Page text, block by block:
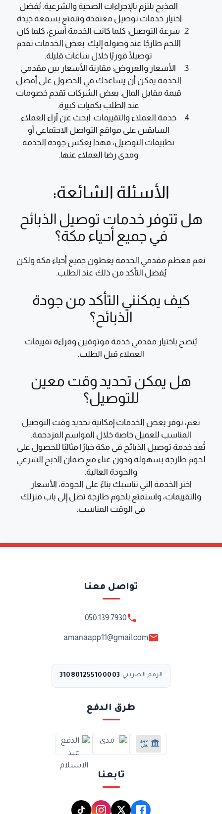
المذبح يلتزم بالإجراءات الصحية والشرعية. يُفضل
اختيار خدمات توصيل معتمدة وتتمتع بسمعة جيدة.
سرعة التوصيل: كلما كانت الخدمة أسرع، كلما كان
اللحم طازجًا عند وصوله إليك. بعض الخدمات تقدم
توصيلًا فوريًا خلال ساعات قليلة.
الأسعار والعروض: مقارنة الأسعار بين مقدمي
الخدمة يمكن أن يساعدك في الحصول على أفضل
قيمة مقابل المال. بعض الشركات تقدم خصومات
عند الطلب بكميات كبيرة.
خدمة العملاء والتقييمات: ابحث عن آراء العملاء
السابقين على مواقع التواصل الاجتماعي أو
تطبيقات التوصيل، فهذا يعكس جودة الخدمة
ومدى رضا العملاء عنها.
الأسئلة الشائعة:
هل تتوفر خدمات توصيل الذبائح
في جميع أحياء مكة؟
نعم معظم مقدمي الخدمة يغطون جميع أحياء مكة ولكن
يُفضل التأكد من ذلك عند الطلب.
كيف يمكنني التأكد من جودة
الذبائح؟
يُنصح باختيار مقدمي خدمة موثوقين وقراءة تقييمات
العملاء قبل الطلب.
هل يمكن تحديد وقت معين
للتوصيل؟
نعم، توفر بعض الخدمات إمكانية تحديد وقت التوصيل
المناسب للعميل خاصة خلال المواسم المزدحمة.
تُعد خدمة توصيل الذبائح في مكة خيارًا مثاليًا للحصول على
لحوم طازجة بسهولة ودون عناء مع ضمان الذبح الشرعي
والجودة العالية.
اختر الخدمة التي تناسبك بناءً على الجودة، الأسعار
والتقييمات، واستمتع بلحوم طازجة تصل إلى باب منزلك
في الوقت المناسب.
تواصل معنا
050 139 7930
amanaapp11@gmail.com
الرقم الضريبي: 310801255100003
طرق الدفع
تابعنا